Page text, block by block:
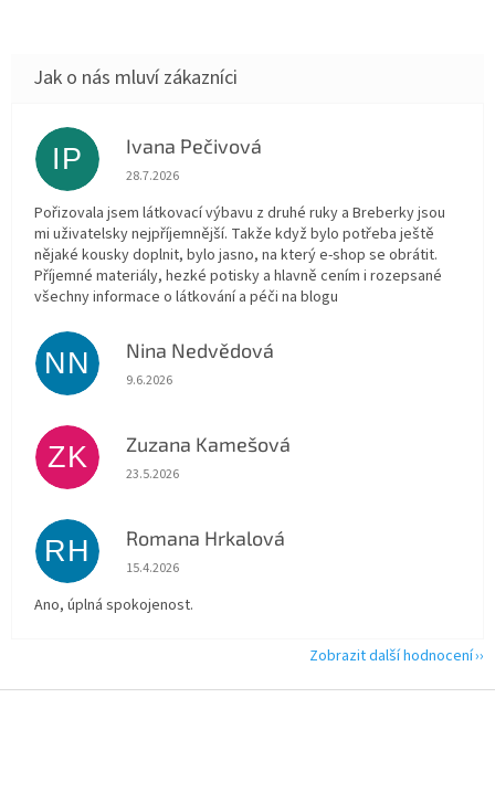
IP Ivana Pečivová
Hodnocení obchodu je 5 z 5 hvězdiček.
28.7.2026
Pořizovala jsem látkovací výbavu z druhé ruky a Breberky jsou
mi uživatelsky nejpříjemnější. Takže když bylo potřeba ještě
nějaké kousky doplnit, bylo jasno, na který e-shop se obrátit.
Příjemné materiály, hezké potisky a hlavně cením i rozepsané
všechny informace o látkování a péči na blogu
NN Nina Nedvědová
Hodnocení obchodu je 5 z 5 hvězdiček.
9.6.2026
ZK Zuzana Kamešová
Hodnocení obchodu je 5 z 5 hvězdiček.
23.5.2026
RH Romana Hrkalová
Hodnocení obchodu je 5 z 5 hvězdiček.
15.4.2026
Ano, úplná spokojenost.
Zobrazit další hodnocení